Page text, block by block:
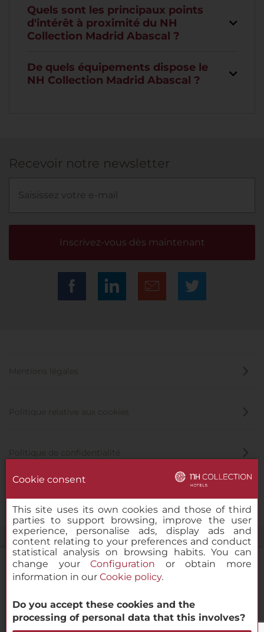
NH Collection Madrid Abascal
Quels sont les principaux points
d'intérêt à proximité du NH
Collection Madrid Abascal ?
De quels équipements dispose le
NH Collection Madrid Abascal ?
Recevoir notre newsletter
Inscrivez-vous dès maintenant
Politique de confidentialité
© 2000-2026 MINOR HOTELS EUROPE & AMERICAS Santa Engracia
120. 28003 Madrid, Espagne
Cookie consent
This site uses its own cookies and those of third
parties to support browsing, improve the user
experience, personalise ads, display ads and
content relating to your preferences and conduct
statistical analysis on browsing habits. You can
change yourConfiguration or obtain more
information in our Cookie policy.
Do you accept these cookies and the
processing of personal data that this involves?